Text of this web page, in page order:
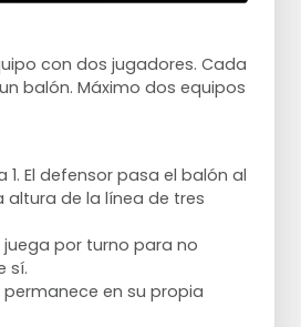
con dos jugadores. Cada
balón. Máximo dos equipos
1. El defensor pasa el balón al
de la línea de tres
por turno para no
sí.
en su propia